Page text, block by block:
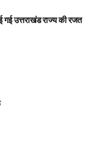
उत्तराखंड राज्य की रजत